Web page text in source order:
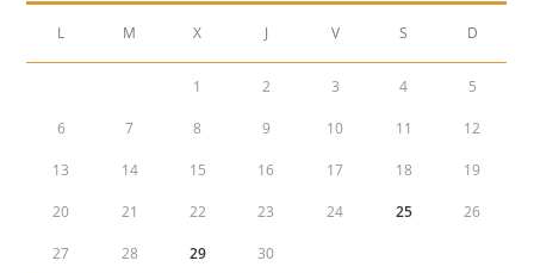
L M X J V S D
1 2 3 4 5
6 7 8 9 10 11 12
13 14 15 16 17 18 19
20 21 22 23 24 25 26
27 28 29 30